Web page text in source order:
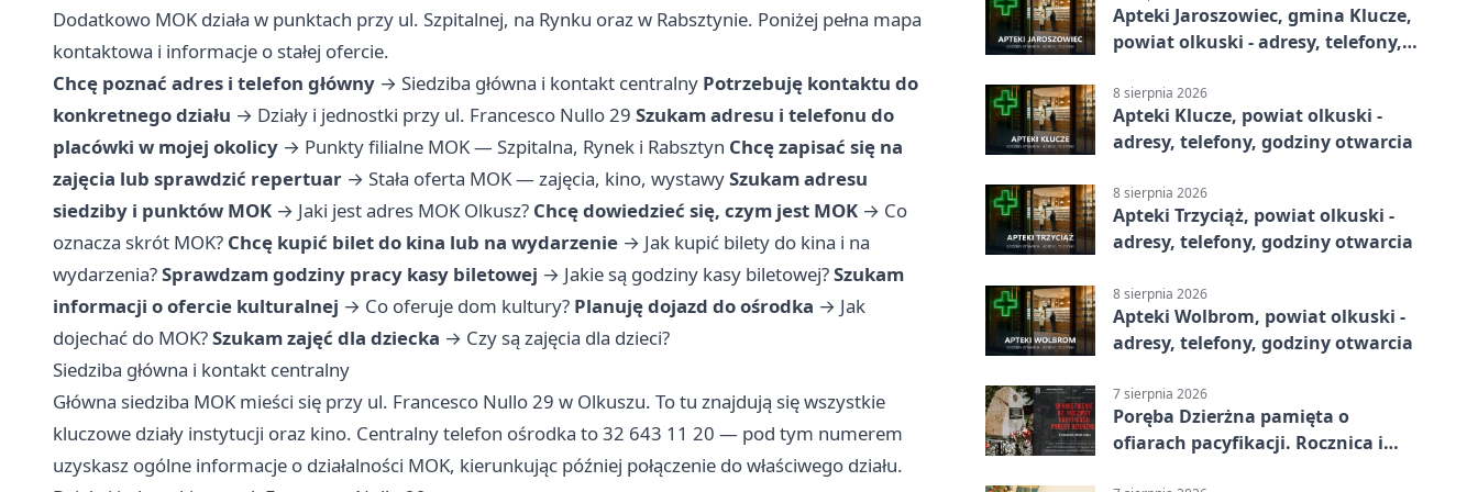
Dodatkowo MOK działa w punktach przy ul. Szpitalnej, na Rynku oraz w Rabsztynie. Poniżej pełna mapa
kontaktowa i informacje o stałej ofercie.
Chcę poznać adres i telefon główny → Siedziba główna i kontakt centralny Potrzebuję kontaktu do
konkretnego działu → Działy i jednostki przy ul. Francesco Nullo 29 Szukam adresu i telefonu do
placówki w mojej okolicy → Punkty filialne MOK — Szpitalna, Rynek i Rabsztyn Chcę zapisać się na
zajęcia lub sprawdzić repertuar → Stała oferta MOK — zajęcia, kino, wystawySzukam adresu
siedziby i punktów MOK → Jaki jest adres MOK Olkusz? Chcę dowiedzieć się, czym jest MOK → Co
oznacza skrót MOK? Chcę kupić bilet do kina lub na wydarzenie → Jak kupić bilety do kina i na
wydarzenia?Sprawdzam godziny pracy kasy biletowej → Jakie są godziny kasy biletowej?Szukam
informacji o ofercie kulturalnej → Co oferuje dom kultury? Planuję dojazd do ośrodka → Jak
dojechać do MOK?Szukam zajęć dla dziecka → Czy są zajęcia dla dzieci?
Siedziba główna i kontakt centralny
Główna siedziba MOK mieści się przy ul. Francesco Nullo 29 w Olkuszu. To tu znajdują się wszystkie
kluczowe działy instytucji oraz kino. Centralny telefon ośrodka to 32 643 11 20 — pod tym numerem
uzyskasz ogólne informacje o działalności MOK, kierunkując później połączenie do właściwego działu.
Apteki Jaroszowiec, gmina Klucze,
powiat olkuski - adresy, telefony,
8 sierpnia 2026
Apteki Klucze, powiat olkuski -
adresy, telefony, godziny otwarcia
8 sierpnia 2026
Apteki Trzyciąż, powiat olkuski -
adresy, telefony, godziny otwarcia
8 sierpnia 2026
Apteki Wolbrom, powiat olkuski -
adresy, telefony, godziny otwarcia
7 sierpnia 2026
Poręba Dzierżna pamięta o
ofiarach pacyfikacji. Rocznica i